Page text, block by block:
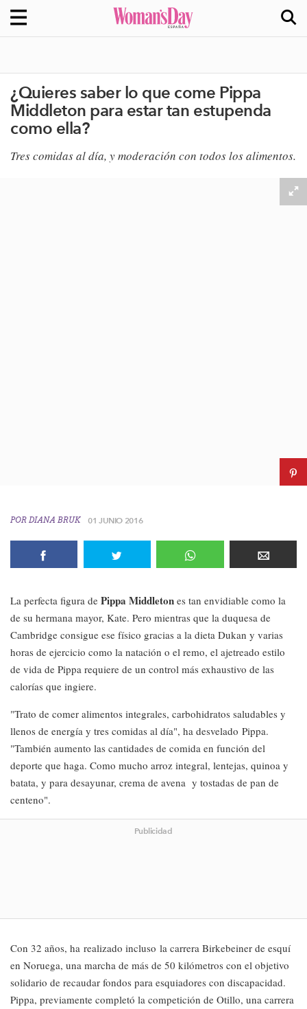
¿Quieres saber lo que come Pippa
Middleton para estar tan estupenda
como ella?
Tres comidas al día, y moderación con todos los alimentos.
POR DIANA BRUK 01 JUNIO 2016
La perfecta figura de Pippa Middleton es tan envidiable como la
de su hermana mayor, Kate. Pero mientras que la duquesa de
Cambridge consigue ese físico gracias a la dieta Dukan y varias
horas de ejercicio como la natación o el remo, el ajetreado estilo
de vida de Pippa requiere de un control más exhaustivo de las
calorías que ingiere.
"Trato de comer alimentos integrales, carbohidratos saludables y
llenos de energía y tres comidas al día", ha desvelado Pippa.
"También aumento las cantidades de comida en función del
deporte que haga. Como mucho arroz integral, lentejas, quinoa y
batata, y para desayunar, crema de avena y tostadas de pan de
centeno".
Publicidad
Con 32 años, ha realizado incluso la carrera Birkebeiner de esquí
en Noruega, una marcha de más de 50 kilómetros con el objetivo
solidario de recaudar fondos para esquiadores con discapacidad.
Pippa, previamente completó la competición de Otillo, una carrera